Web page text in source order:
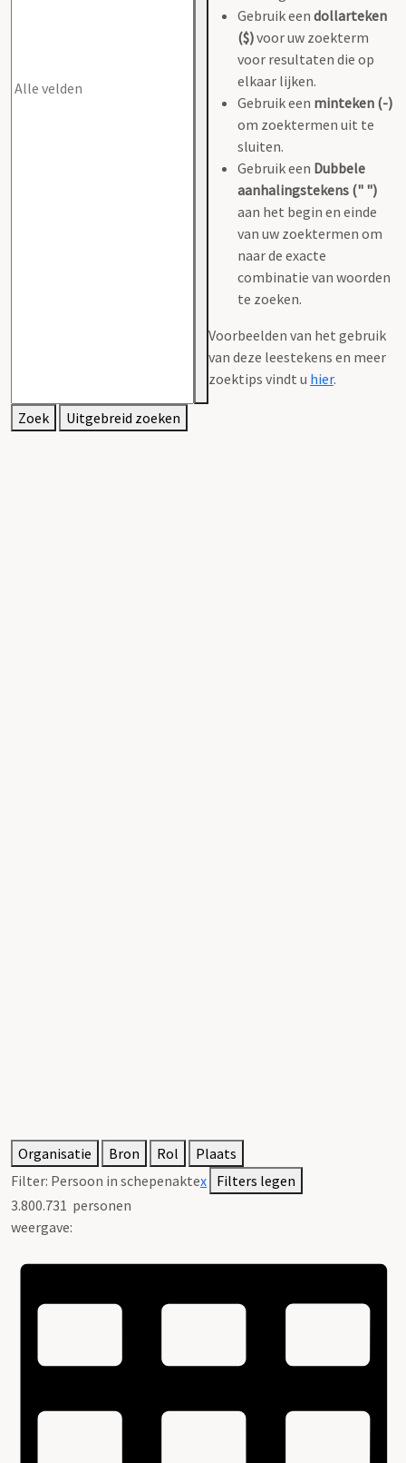
Gebruik een dollarteken
($)voor uw zoekterm
voor resultaten die op
elkaar lijken.
Gebruik een minteken (-)
om zoektermen uit te
sluiten.
Gebruik een Dubbele
aanhalingstekens (" ")
aan het begin en einde
van uw zoektermen om
naar de exacte
combinatie van woorden
te zoeken.
Voorbeelden van het gebruik
van deze leestekens en meer
zoektips vindt u hier.
Zoek Uitgebreid zoeken
Organisatie Bron Rol
Plaats
Filter: Persoon in schepenaktex Filters legen
3.800.731 personen
weergave: